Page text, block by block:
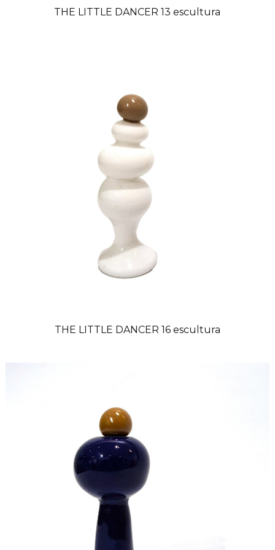
THE LITTLE DANCER 13 escultura
THE LITTLE DANCER 16 escultura